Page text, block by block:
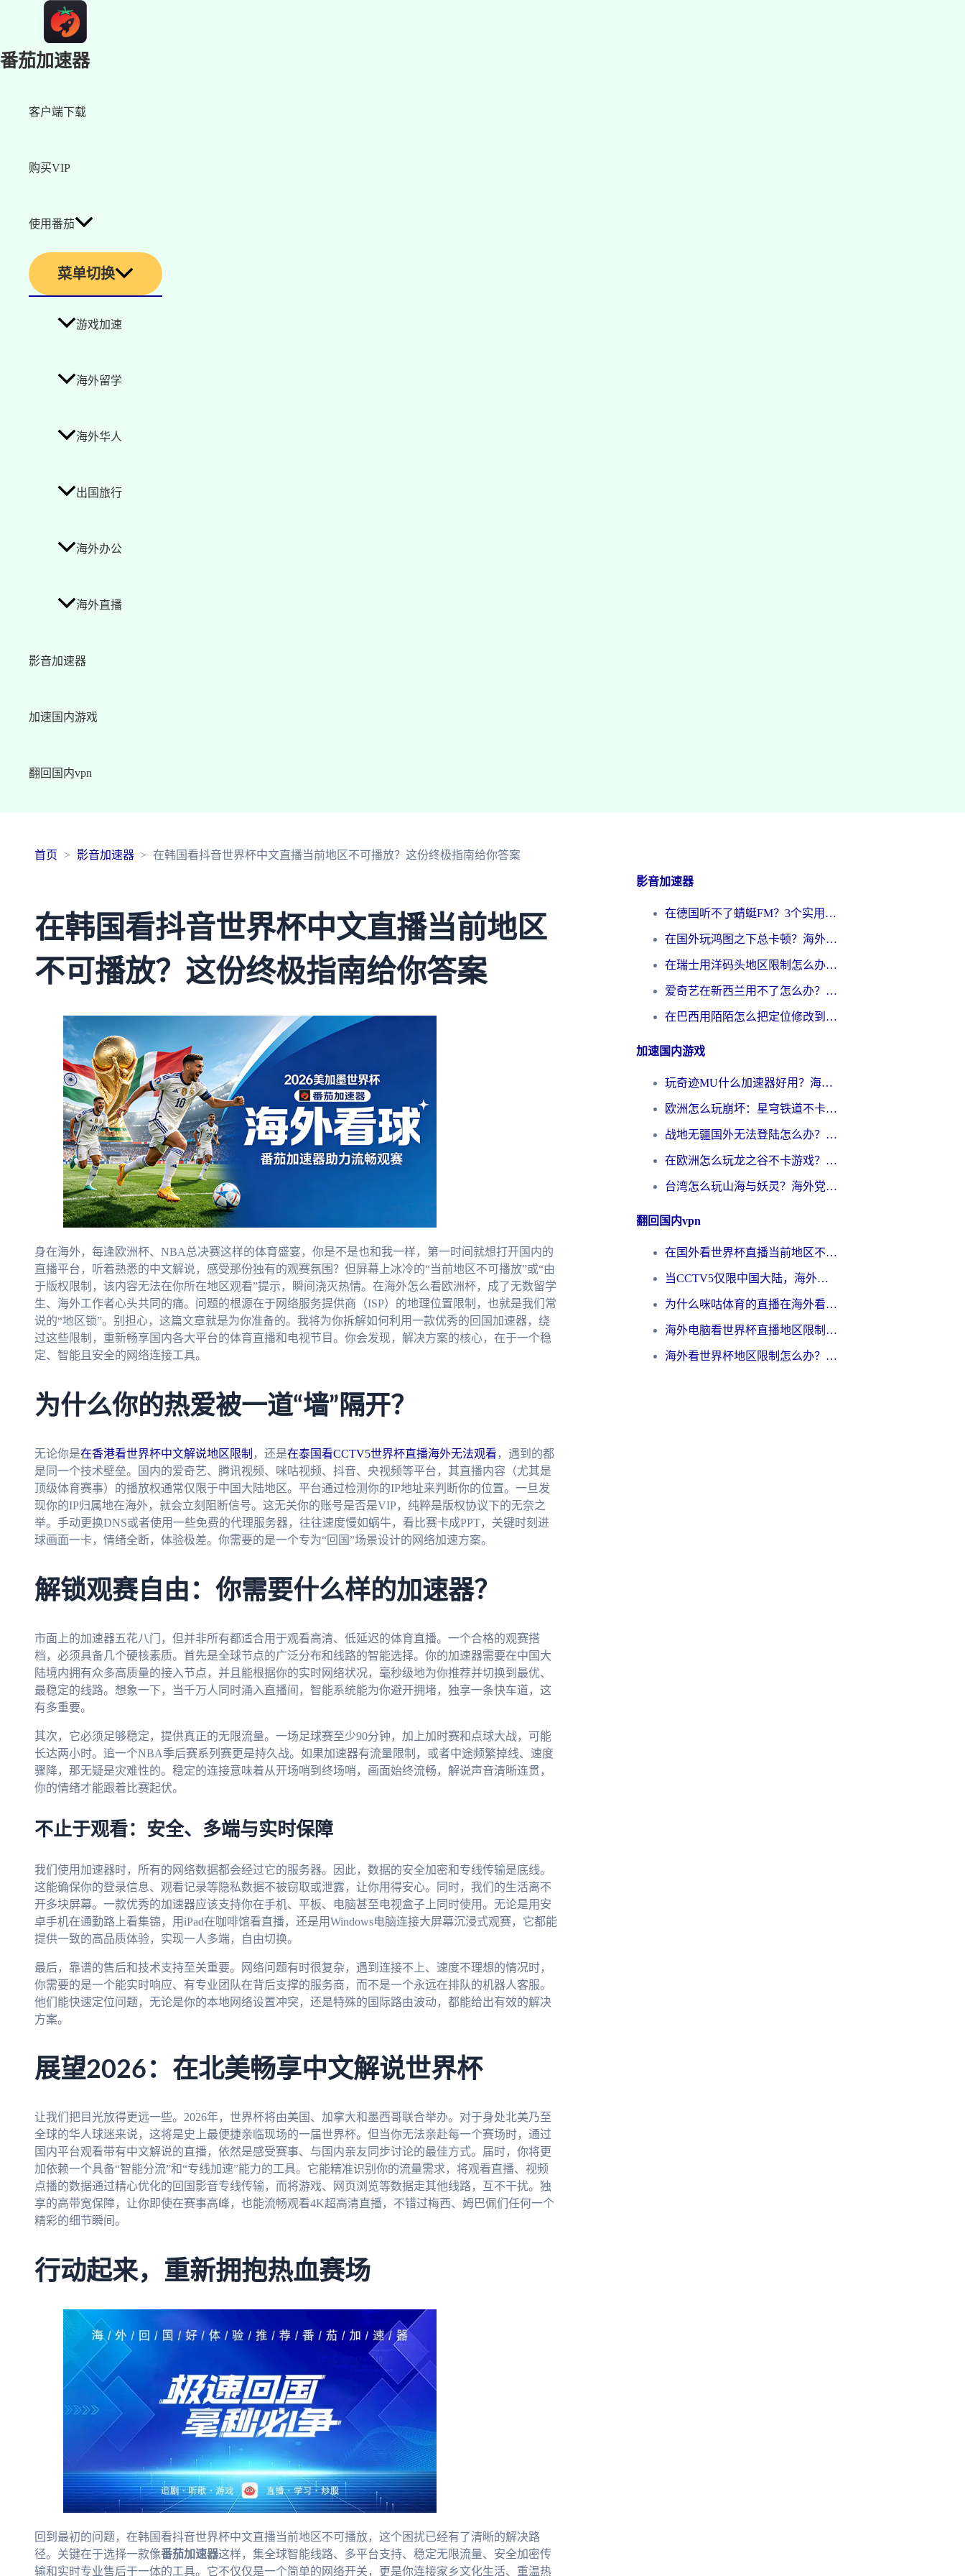
番茄加速器
客户端下载
购买VIP
使用番茄
菜单切换
游戏加速
海外留学
海外华人
出国旅行
海外办公
海外直播
影音加速器
加速国内游戏
翻回国内vpn
首页 影音加速器 在韩国看抖音世界杯中文直播当前地区不可播放？这份终极指南给你答案
在韩国看抖音世界杯中文直播当前地区
不可播放？这份终极指南给你答案
身在海外，每逢欧洲杯、NBA总决赛这样的体育盛宴，你是不是也和我一样，第一时间就想打开国内的
直播平台，听着熟悉的中文解说，感受那份独有的观赛氛围？但屏幕上冰冷的“当前地区不可播放”或“由
于版权限制，该内容无法在你所在地区观看”提示，瞬间浇灭热情。在海外怎么看欧洲杯，成了无数留学
生、海外工作者心头共同的痛。问题的根源在于网络服务提供商（ISP）的地理位置限制，也就是我们常
说的“地区锁”。别担心，这篇文章就是为你准备的。我将为你拆解如何利用一款优秀的回国加速器，绕
过这些限制，重新畅享国内各大平台的体育直播和电视节目。你会发现，解决方案的核心，在于一个稳
定、智能且安全的网络连接工具。
为什么你的热爱被一道“墙”隔开？
无论你是在香港看世界杯中文解说地区限制 ，还是在泰国看CCTV5世界杯直播海外无法观看 ，遇到的都
是同一个技术壁垒。国内的爱奇艺、腾讯视频、咪咕视频、抖音、央视频等平台，其直播内容（尤其是
顶级体育赛事）的播放权通常仅限于中国大陆地区。平台通过检测你的IP地址来判断你的位置。一旦发
现你的IP归属地在海外，就会立刻阻断信号。这无关你的账号是否是VIP，纯粹是版权协议下的无奈之
举。手动更换DNS或者使用一些免费的代理服务器，往往速度慢如蜗牛，看比赛卡成PPT，关键时刻进
球画面一卡，情绪全断，体验极差。你需要的是一个专为“回国”场景设计的网络加速方案。
解锁观赛自由：你需要什么样的加速器？
市面上的加速器五花八门，但并非所有都适合用于观看高清、低延迟的体育直播。一个合格的观赛搭
档，必须具备几个硬核素质。首先是全球节点的广泛分布和线路的智能选择。你的加速器需要在中国大
陆境内拥有众多高质量的接入节点，并且能根据你的实时网络状况，毫秒级地为你推荐并切换到最优、
最稳定的线路。想象一下，当千万人同时涌入直播间，智能系统能为你避开拥堵，独享一条快车道，这
有多重要。
其次，它必须足够稳定，提供真正的无限流量。一场足球赛至少90分钟，加上加时赛和点球大战，可能
长达两小时。追一个NBA季后赛系列赛更是持久战。如果加速器有流量限制，或者中途频繁掉线、速度
骤降，那无疑是灾难性的。稳定的连接意味着从开场哨到终场哨，画面始终流畅，解说声音清晰连贯，
你的情绪才能跟着比赛起伏。
不止于观看：安全、多端与实时保障
我们使用加速器时，所有的网络数据都会经过它的服务器。因此，数据的安全加密和专线传输是底线。
这能确保你的登录信息、观看记录等隐私数据不被窃取或泄露，让你用得安心。同时，我们的生活离不
开多块屏幕。一款优秀的加速器应该支持你在手机、平板、电脑甚至电视盒子上同时使用。无论是用安
卓手机在通勤路上看集锦，用iPad在咖啡馆看直播，还是用Windows电脑连接大屏幕沉浸式观赛，它都能
提供一致的高品质体验，实现一人多端，自由切换。
最后，靠谱的售后和技术支持至关重要。网络问题有时很复杂，遇到连接不上、速度不理想的情况时，
你需要的是一个能实时响应、有专业团队在背后支撑的服务商，而不是一个永远在排队的机器人客服。
他们能快速定位问题，无论是你的本地网络设置冲突，还是特殊的国际路由波动，都能给出有效的解决
方案。
展望2026：在北美畅享中文解说世界杯
让我们把目光放得更远一些。2026年，世界杯将由美国、加拿大和墨西哥联合举办。对于身处北美乃至
全球的华人球迷来说，这将是史上最便捷亲临现场的一届世界杯。但当你无法亲赴每一个赛场时，通过
国内平台观看带有中文解说的直播，依然是感受赛事、与国内亲友同步讨论的最佳方式。届时，你将更
加依赖一个具备“智能分流”和“专线加速”能力的工具。它能精准识别你的流量需求，将观看直播、视频
点播的数据通过精心优化的回国影音专线传输，而将游戏、网页浏览等数据走其他线路，互不干扰。独
享的高带宽保障，让你即使在赛事高峰，也能流畅观看4K超高清直播，不错过梅西、姆巴佩们任何一个
精彩的细节瞬间。
行动起来，重新拥抱热血赛场
回到最初的问题，在韩国看抖音世界杯中文直播当前地区不可播放，这个困扰已经有了清晰的解决路
径。关键在于选择一款像番茄加速器这样，集全球智能线路、多平台支持、稳定无限流量、安全加密传
输和实时专业售后于一体的工具。它不仅仅是一个简单的网络开关，更是你连接家乡文化生活、重温热
影音加速器
在德国听不了蜻蜓FM？3个实用技巧帮你解锁国内影音自由
在国外玩鸿图之下总卡顿？海外党追剧听歌的3个实用解决方案
在瑞士用洋码头地区限制怎么办？海外华人必看的回国加速全攻略
爱奇艺在新西兰用不了怎么办？海外党亲测有效的回国加速方案
在巴西用陌陌怎么把定位修改到中国国内？海外党必看的回国加速全攻略
加速国内游戏
玩奇迹MU什么加速器好用？海外党亲测：这款加速器让你告别延迟卡顿！
欧洲怎么玩崩坏：星穹铁道不卡？2026海外玩家国服游戏加速器终极攻略
战地无疆国外无法登陆怎么办？海外玩家国服畅玩终极指南（附欧服魔兽EVE加速方案）
在欧洲怎么玩龙之谷不卡游戏？2026海外党国服游戏加速全攻略
台湾怎么玩山海与妖灵？海外党国服游戏加速全攻略，告别延迟卡顿
翻回国内vpn
在国外看世界杯直播当前地区不可播放？海外党必看的回国加速全攻略
当CCTV5仅限中国大陆，海外球迷的世界杯狂欢如何继续？
为什么咪咕体育的直播在海外看不了？3步解决海外看世界杯+抖音地区限制难题
海外电脑看世界杯直播地区限制怎么办？你需要一个聪明的加速器
海外看世界杯地区限制怎么办？一篇搞定咪咕视频播放+国内资源无缝访问指南